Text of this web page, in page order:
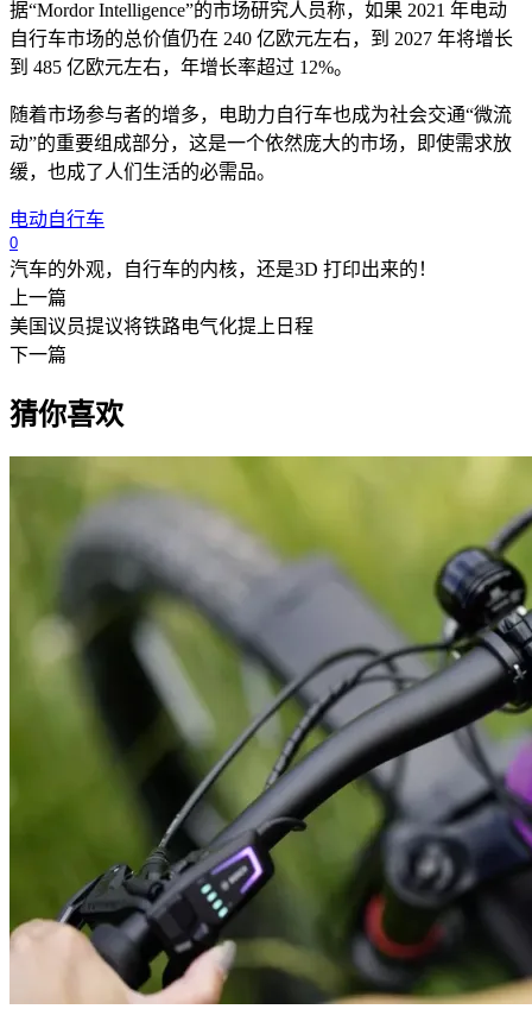
据“Mordor Intelligence”的市场研究人员称，如果 2021 年电动
自行车市场的总价值仍在 240 亿欧元左右，到 2027 年将增长
到 485 亿欧元左右，年增长率超过 12%。
随着市场参与者的增多，电助力自行车也成为社会交通“微流
动”的重要组成部分，这是一个依然庞大的市场，即使需求放
缓，也成了人们生活的必需品。
电动自行车
0
汽车的外观，自行车的内核，还是3D 打印出来的！
上一篇
美国议员提议将铁路电气化提上日程
下一篇
猜你喜欢